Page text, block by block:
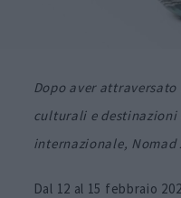
Dopo aver
culturali e destinazioni
internazionale, Nomad
Dal 12 al 15 febbraio